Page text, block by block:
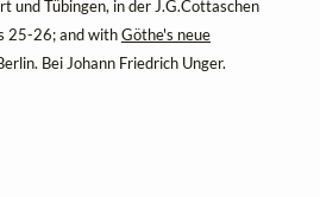
und Tübingen, in der J.G.Cottaschen
25-26; and withGöthe's neue
Bei Johann Friedrich Unger.